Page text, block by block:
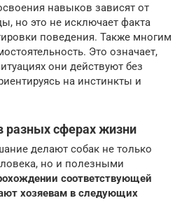
навыков зависят от
но это не исключает факта
поведения. Также многим
Это означает,
они действуют без
на инстинкты и
разных сферах жизни
делают собак не только
но и полезными
соответствующей
хозяевам в следующих